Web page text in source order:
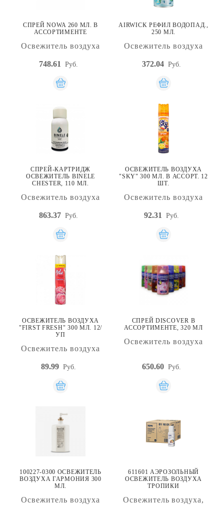
СПРЕЙ NOWA 260 МЛ. В
АССОРТИМЕНТЕ
Освежитель воздуха
748.61 Руб.
AIRWICK РЕФИЛ ВОДОПАД.,
250 МЛ.
Освежитель воздуха
372.04 Руб.
СПРЕЙ-КАРТРИДЖ
ОСВЕЖИТЕЛЬ BINELE
CHESTER, 110 МЛ.
Освежитель воздуха
863.37 Руб.
ОСВЕЖИТЕЛЬ ВОЗДУХА
"SKY" 300 МЛ. В АССОРТ. 12
ШТ.
Освежитель воздуха
92.31 Руб.
ОСВЕЖИТЕЛЬ ВОЗДУХА
"FIRST FRESH" 300 МЛ. 12/
УП
Освежитель воздуха
89.99 Руб.
СПРЕЙ DISCOVER В
АССОРТИМЕНТЕ, 320 МЛ
Освежитель воздуха
650.60 Руб.
100227-0300 ОСВЕЖИТЕЛЬ
ВОЗДУХА ГАРМОНИЯ 300
МЛ.
Освежитель воздуха
611601 АЭРОЗОЛЬНЫЙ
ОСВЕЖИТЕЛЬ ВОЗДУХА
ТРОПИКИ
Освежитель воздуха,